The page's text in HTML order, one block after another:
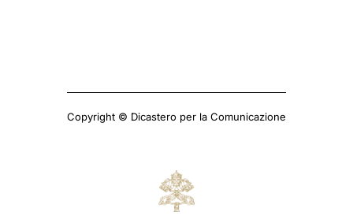
Copyright © Dicastero per la Comunicazione